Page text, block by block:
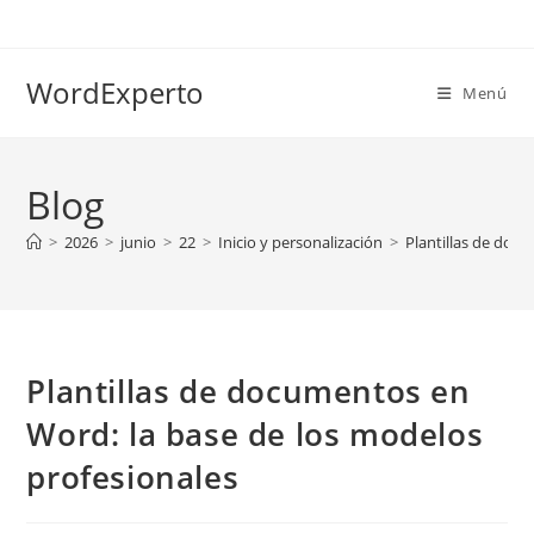
WordExperto Menú
Blog
> 2026 > junio > 22 > Inicio y personalización > Plantillas de
Plantillas de documentos en
Word: la base de los modelos
profesionales